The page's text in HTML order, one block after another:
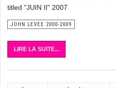
titled "JUIN II" 2007
JOHN LEVEE 2000-2009
LIRE LA SUITE...